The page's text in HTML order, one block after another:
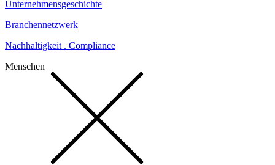
Unternehmensgeschichte
Branchennetzwerk
Nachhaltigkeit . Compliance
Menschen